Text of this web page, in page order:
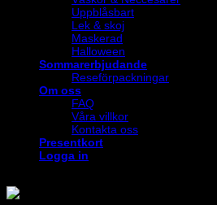
Uppblåsbart
Lek & skoj
Maskerad
Halloween
Sommarerbjudande
Reseförpackningar
Om oss
FAQ
Våra villkor
Kontakta oss
Presentkort
Logga in